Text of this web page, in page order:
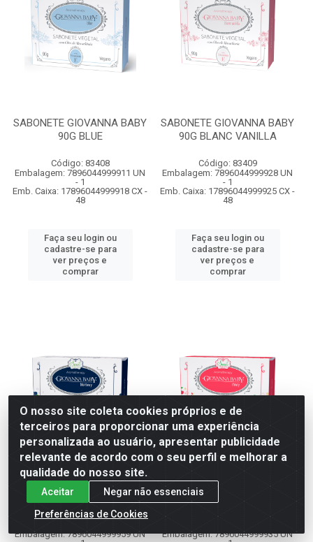
SABONETE GIOVANNA BABY
90G BLUE
Código: 83408
Embalagem: 7896044999911 UN
- 1
Emb. Caixa: 17896044999918 CX -
48
Faça seu login ou
cadastre-se para
ver preços e
comprar
SABONETE GIOVANNA BABY
90G BLANC VANILLA
Código: 83409
Embalagem: 7896044999928 UN
- 1
Emb. Caixa: 17896044999925 CX -
48
Faça seu login ou
cadastre-se para
ver preços e
comprar
SABONETE GIOVANNA BABY
90G BLUEBERRY
Embalagem: 7896044999959 UN
SABONETE GIOVANNA BABY
90G CHERRY
Embalagem: 7896044999935 UN
O nosso site coleta cookies próprios e de
terceiros para proporcionar uma experiência
personalizada ao usuário, apresentar publicidade
relevante de acordo com o seu perfil e melhorar a
qualidade do nosso site.
Aceitar
Negar não essenciais
Preferências de Cookies